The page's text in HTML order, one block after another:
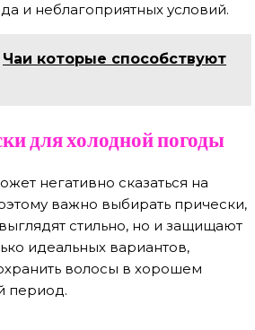
и неблагоприятных условий.
Чаи которые способствуют
для холодной погоды
негативно сказаться на
важно выбирать прически,
стильно, но и защищают
идеальных вариантов,
волосы в хорошем
период.